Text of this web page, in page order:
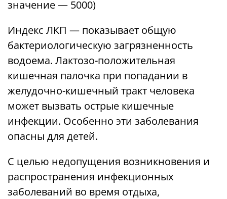
значение — 5000)
Индекс ЛКП — показывает общую
бактериологическую загрязненность
водоема. Лактозо-положительная
кишечная палочка при попадании в
желудочно-кишечный тракт человека
может вызвать острые кишечные
инфекции. Особенно эти заболевания
опасны для детей.
С целью недопущения возникновения и
распространения инфекционных
заболеваний во время отдыха,